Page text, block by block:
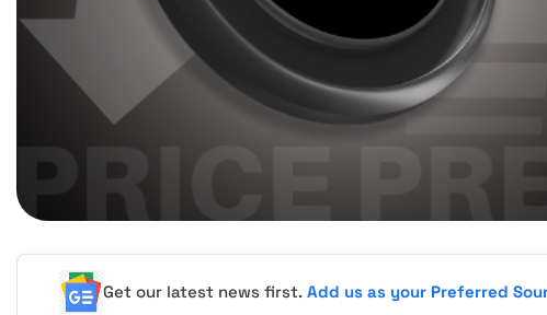
Get our latest news first.Add us as your Preferred